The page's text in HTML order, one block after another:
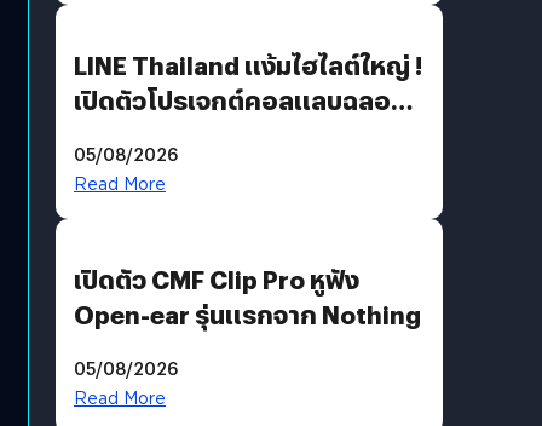
LINE Thailand แง้มไฮไลต์ใหญ่ !
เปิดตัวโปรเจกต์คอลแลบฉลอง
Moon x LINE FRIENDS
05/08/2026
Read More
เปิดตัว CMF Clip Pro หูฟัง
Open-ear รุ่นแรกจาก Nothing
05/08/2026
Read More